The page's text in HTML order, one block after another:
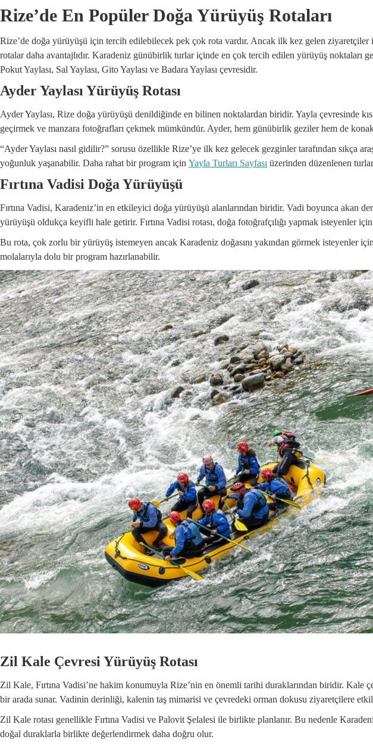
Rize’de En Popüler Doğa Yürüyüş Rotaları
Rize’de doğa yürüyüşü için tercih edilebilecek pek çok rota vardır. Ancak ilk kez gelen ziyaretçiler
rotalar daha avantajlıdır. Karadeniz günübirlik turlar içinde en çok tercih edilen yürüyüş noktaları
Pokut Yaylası, Sal Yaylası, Gito Yaylası ve Badara Yaylası çevresidir.
Ayder Yaylası Yürüyüş Rotası
Ayder Yaylası, Rize doğa yürüyüşü denildiğinde en bilinen noktalardan biridir. Yayla çevresinde
geçirmek ve manzara fotoğrafları çekmek mümkündür. Ayder, hem günübirlik geziler hem de
“Ayder Yaylası nasıl gidilir?” sorusu özellikle Rize’ye ilk kez gelecek gezginler tarafından sıkça
yoğunluk yaşanabilir. Daha rahat bir program için Yayla Turları Sayfası üzerinden düzenlenen
Fırtına Vadisi Doğa Yürüyüşü
Fırtına Vadisi, Karadeniz’in en etkileyici doğa yürüyüşü alanlarından biridir. Vadi boyunca akan
yürüyüşü oldukça keyifli hale getirir. Fırtına Vadisi rotası, doğa fotoğrafçılığı yapmak isteyenler
Bu rota, çok zorlu bir yürüyüş istemeyen ancak Karadeniz doğasını yakından görmek isteyenler
molalarıyla dolu bir program hazırlanabilir.
Zil Kale Çevresi Yürüyüş Rotası
Zil Kale, Fırtına Vadisi’ne hakim konumuyla Rize’nin en önemli tarihi duraklarından biridir. Kale
bir arada sunar. Vadinin derinliği, kalenin taş mimarisi ve çevredeki orman dokusu ziyaretçilere
Zil Kale rotası genellikle Fırtına Vadisi ve Palovit Şelalesi ile birlikte planlanır. Bu nedenle
doğal duraklarla birlikte değerlendirmek daha doğru olur.